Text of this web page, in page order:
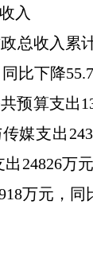
入
总收入累
同比下降55.7
预算支出
媒支出
出 24826万
万元，同